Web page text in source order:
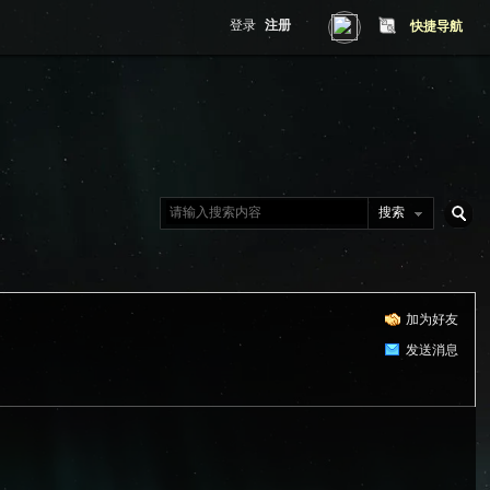
快捷导航
登录 注册
搜索
加为好友
发送消息